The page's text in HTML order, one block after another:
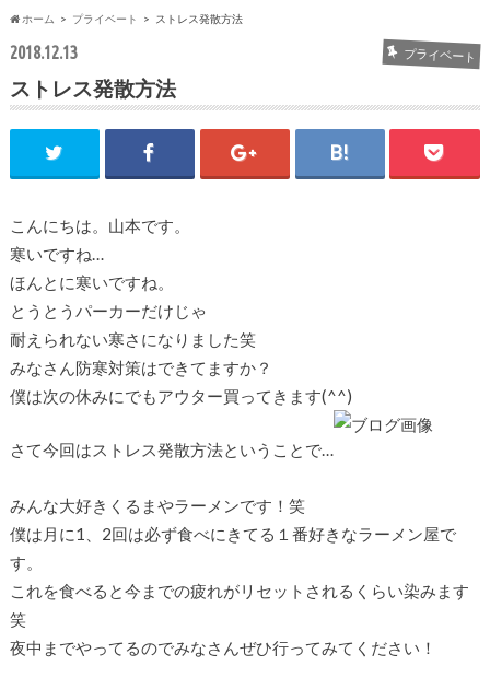
ホーム プライベート ストレス発散方法
2018.12.13 プライベート
ストレス発散方法
こんにちは。山本です。
寒いですね…
ほんとに寒いですね。
とうとうパーカーだけじゃ
耐えられない寒さになりました笑
みなさん防寒対策はできてますか？
僕は次の休みにでもアウター買ってきます(^^)
さて今回はストレス発散方法ということで…
みんな大好きくるまやラーメンです！笑
僕は月に1、2回は必ず食べにきてる１番好きなラーメン屋で
す。
これを食べると今までの疲れがリセットされるくらい染みます
笑
夜中までやってるのでみなさんぜひ行ってみてください！